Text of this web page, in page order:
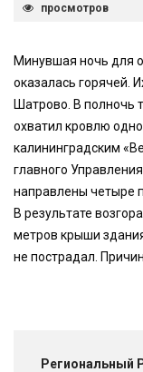
просмотров
Минувшая ночь для
оказалась горячей.
Шатрово. В полночь
охватил кровлю
калининградским
главного
направлены четыре
В результате
метров крыши
не пострадал.
Региональный